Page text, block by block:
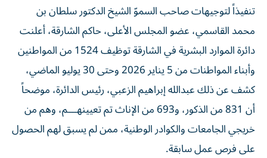
تنفيذاً لتوجيهات صاحب السموّ الشيخ الدكتور سلطان بن
محمد القاسمي، عضو المجلس الأعلى، حاكم الشارقة، أعلنت
دائرة الموارد البشرية في الشارقة توظيف 1524 من المواطنين
وأبناء المواطنات من 5 يناير 2026 وحتى 30 يوليو الماضي،
كشف عن ذلك عبدالله إبراهيم الزعبي، رئيس الدائرة، موضحاً
أن 831 من الذكور، و693 من الإناث تم تعيينهـــم، وهم من
خريجي الجامعات والكوادر الوطنية، ممن لم يسبق لهم الحصول
على فرص عمل سابقة.